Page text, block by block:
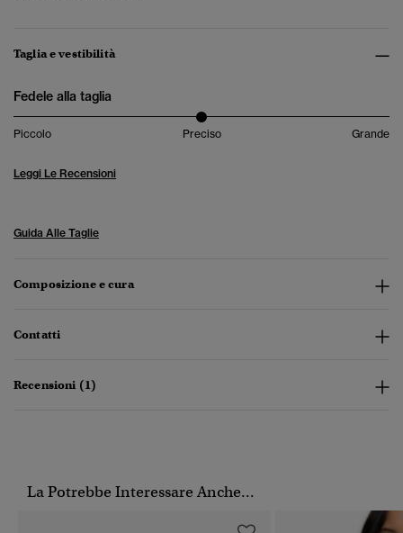
Taglia e vestibilità
Fedele alla taglia
Piccolo Preciso Grande
Leggi Le Recensioni
Guida Alle Taglie
Composizione e cura
Contatti
Recensioni (1)
La Potrebbe Interessare Anche...